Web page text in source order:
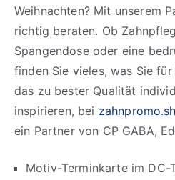
Weihnachten? Mit unserem
richtig beraten. Ob
Spangendose oder eine
finden Sie vieles, was Sie
das zu bester Qualität
inspirieren, bei
ein Partner von CP GABA,
Motiv-Terminkarte im DC-